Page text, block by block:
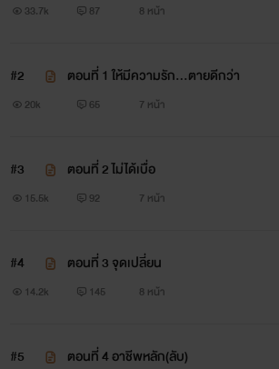
33.7k 87 8 หน้า
#2 ตอนที่ 1 ให้มีความรัก…ตายดีกว่า
20k 65 7 หน้า
#3 ตอนที่ 2 ไม่ได้เบื่อ
15.5k 92 7 หน้า
#4 ตอนที่ 3 จุดเปลี่ยน
14.2k 145 8 หน้า
#5 ตอนที่ 4 อาชีพหลัก(ลับ)